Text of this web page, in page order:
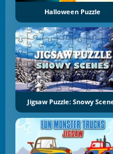
Halloween Puzzle
Jigsaw Puzzle: Snowy